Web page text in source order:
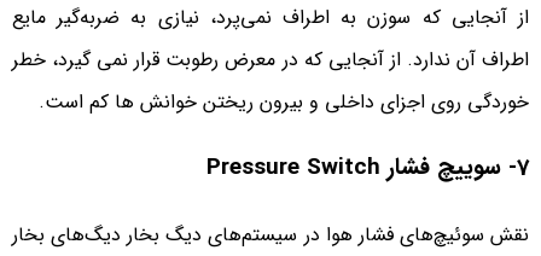
از آنجایی که سوزن به اطراف نمی‌پرد، نیازی به ضربه‌گیر مایع
اطراف آن ندارد. از آنجایی که در معرض رطوبت قرار نمی گیرد، خطر
خوردگی روی اجزای داخلی و بیرون ریختن خوانش ها کم است.
7- سوییچ فشار Pressure Switch
نقش سوئیچ‌های فشار هوا در سیستم‌های دیگ بخار دیگ‌های بخار